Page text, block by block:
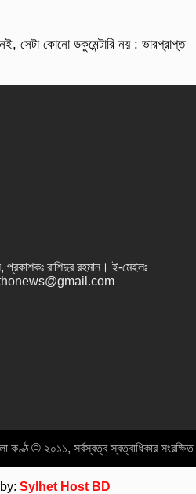
সেটা কোনো ডকুমেন্টারি নয় : ভারপ্রাপ্ত
রাশিদুর রহমান । ই-মেইলঃ
কণ্ঠ © ২০১১, সর্বস্বত্ব স্বত্বাধিকার
Sylhet Host BD